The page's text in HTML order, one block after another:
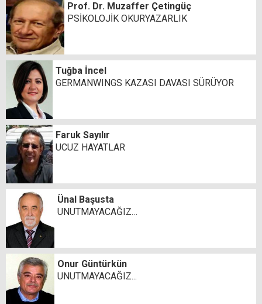
Prof. Dr. Muzaffer Çetingüç
PSİKOLOJİK OKURYAZARLIK
Tuğba İncel
GERMANWINGS KAZASI DAVASI SÜRÜYOR
Faruk Sayılır
UCUZ HAYATLAR
Ünal Başusta
UNUTMAYACAĞIZ…
Onur Güntürkün
UNUTMAYACAĞIZ...